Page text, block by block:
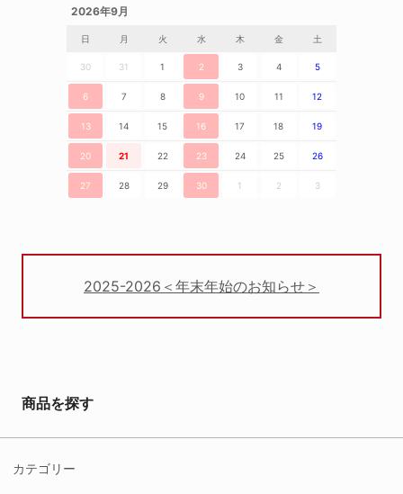
2026年9月
日 月 火 水 木 金 土
30 31 1 2 3 4 5
6 7 8 9 10 11 12
13 14 15 16 17 18 19
20 21 22 23 24 25 26
27 28 29 30 1 2 3
2025-2026＜年末年始のお知らせ＞
商品を探す
カテゴリー